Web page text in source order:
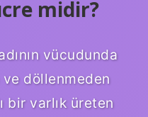
midir?
vücudunda
döllenmeden
bir varlık üreten